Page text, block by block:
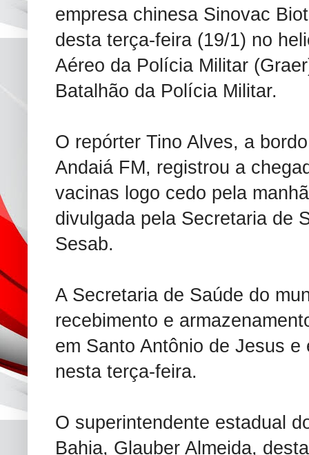
empresa chinesa Sinovac
desta terça-feira (19/1) no
Aéreo da Polícia Militar
Batalhão da Polícia Militar.
O repórter Tino Alves, a
Andaiá FM, registrou a
vacinas logo cedo pela
divulgada pela Secretaria de
Sesab.
A Secretaria de Saúde do
recebimento e
em Santo Antônio de Jesus
nesta terça-feira.
O superintendente estadual
Bahia, Glauber Almeida,